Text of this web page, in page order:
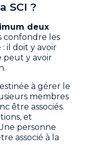
SCI ?
deux
confondre les
il doit y avoir
peut y avoir
à gérer le
membres
être associés.
et
personne
associé à la